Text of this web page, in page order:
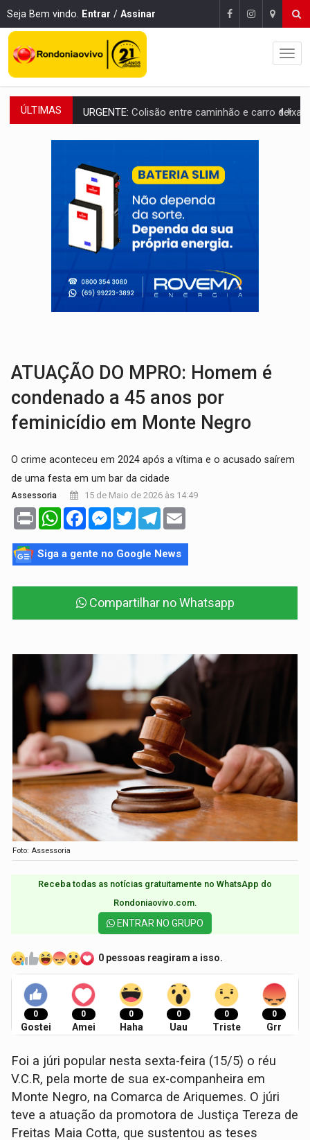
Seja Bem vindo. Entrar / Assinar
ÚLTIMAS URGENTE: Colisão entre caminhão e carro deixa quatro mortos e um em
ENCONTRO:Amazônia Negra ganha projeção nacional com participação de
PREVISÃO:Porto Velho tem chances de chuvas isoladas nesta
SINDICATOS UNIDOS: Assembleia Geral delibera greve da educação
PROCESSO SELETIVO: Rondoniaovivo abre oficina de Comunicação com
AGOSTO LILÁS:MPRO lança de portal e promove reflexão sobre trajetória da
REGULARIZAÇÃO:Refis 2026 segue até o fim do ano para
ATUAÇÃO DO MPRO: Homem é
condenado a 45 anos por
feminicídio em Monte Negro
O crime aconteceu em 2024 após a vítima e o acusado saírem
de uma festa em um bar da cidade
Assessoria 15 de Maio de 2026 às 14:49
Print WhatsAppFacebookMessenger
TwitterTelegram
Siga a gente no Google News
Compartilhar no Whatsapp
Foto: Assessoria
Receba todas as notícias gratuitamente no WhatsApp do
Rondoniaovivo.com.​
ENTRAR NO GRUPO
0 pessoas reagiram a isso.
0
Gostei
0
Amei
0
Haha
0
Uau
0
Triste
0
Grr
Foi a júri popular nesta sexta-feira (15/5) o réu
V.C.R, pela morte de sua ex-companheira em
Monte Negro, na Comarca de Ariquemes. O júri
teve a atuação da promotora de Justiça Tereza de
Freitas Maia Cotta, que sustentou as teses